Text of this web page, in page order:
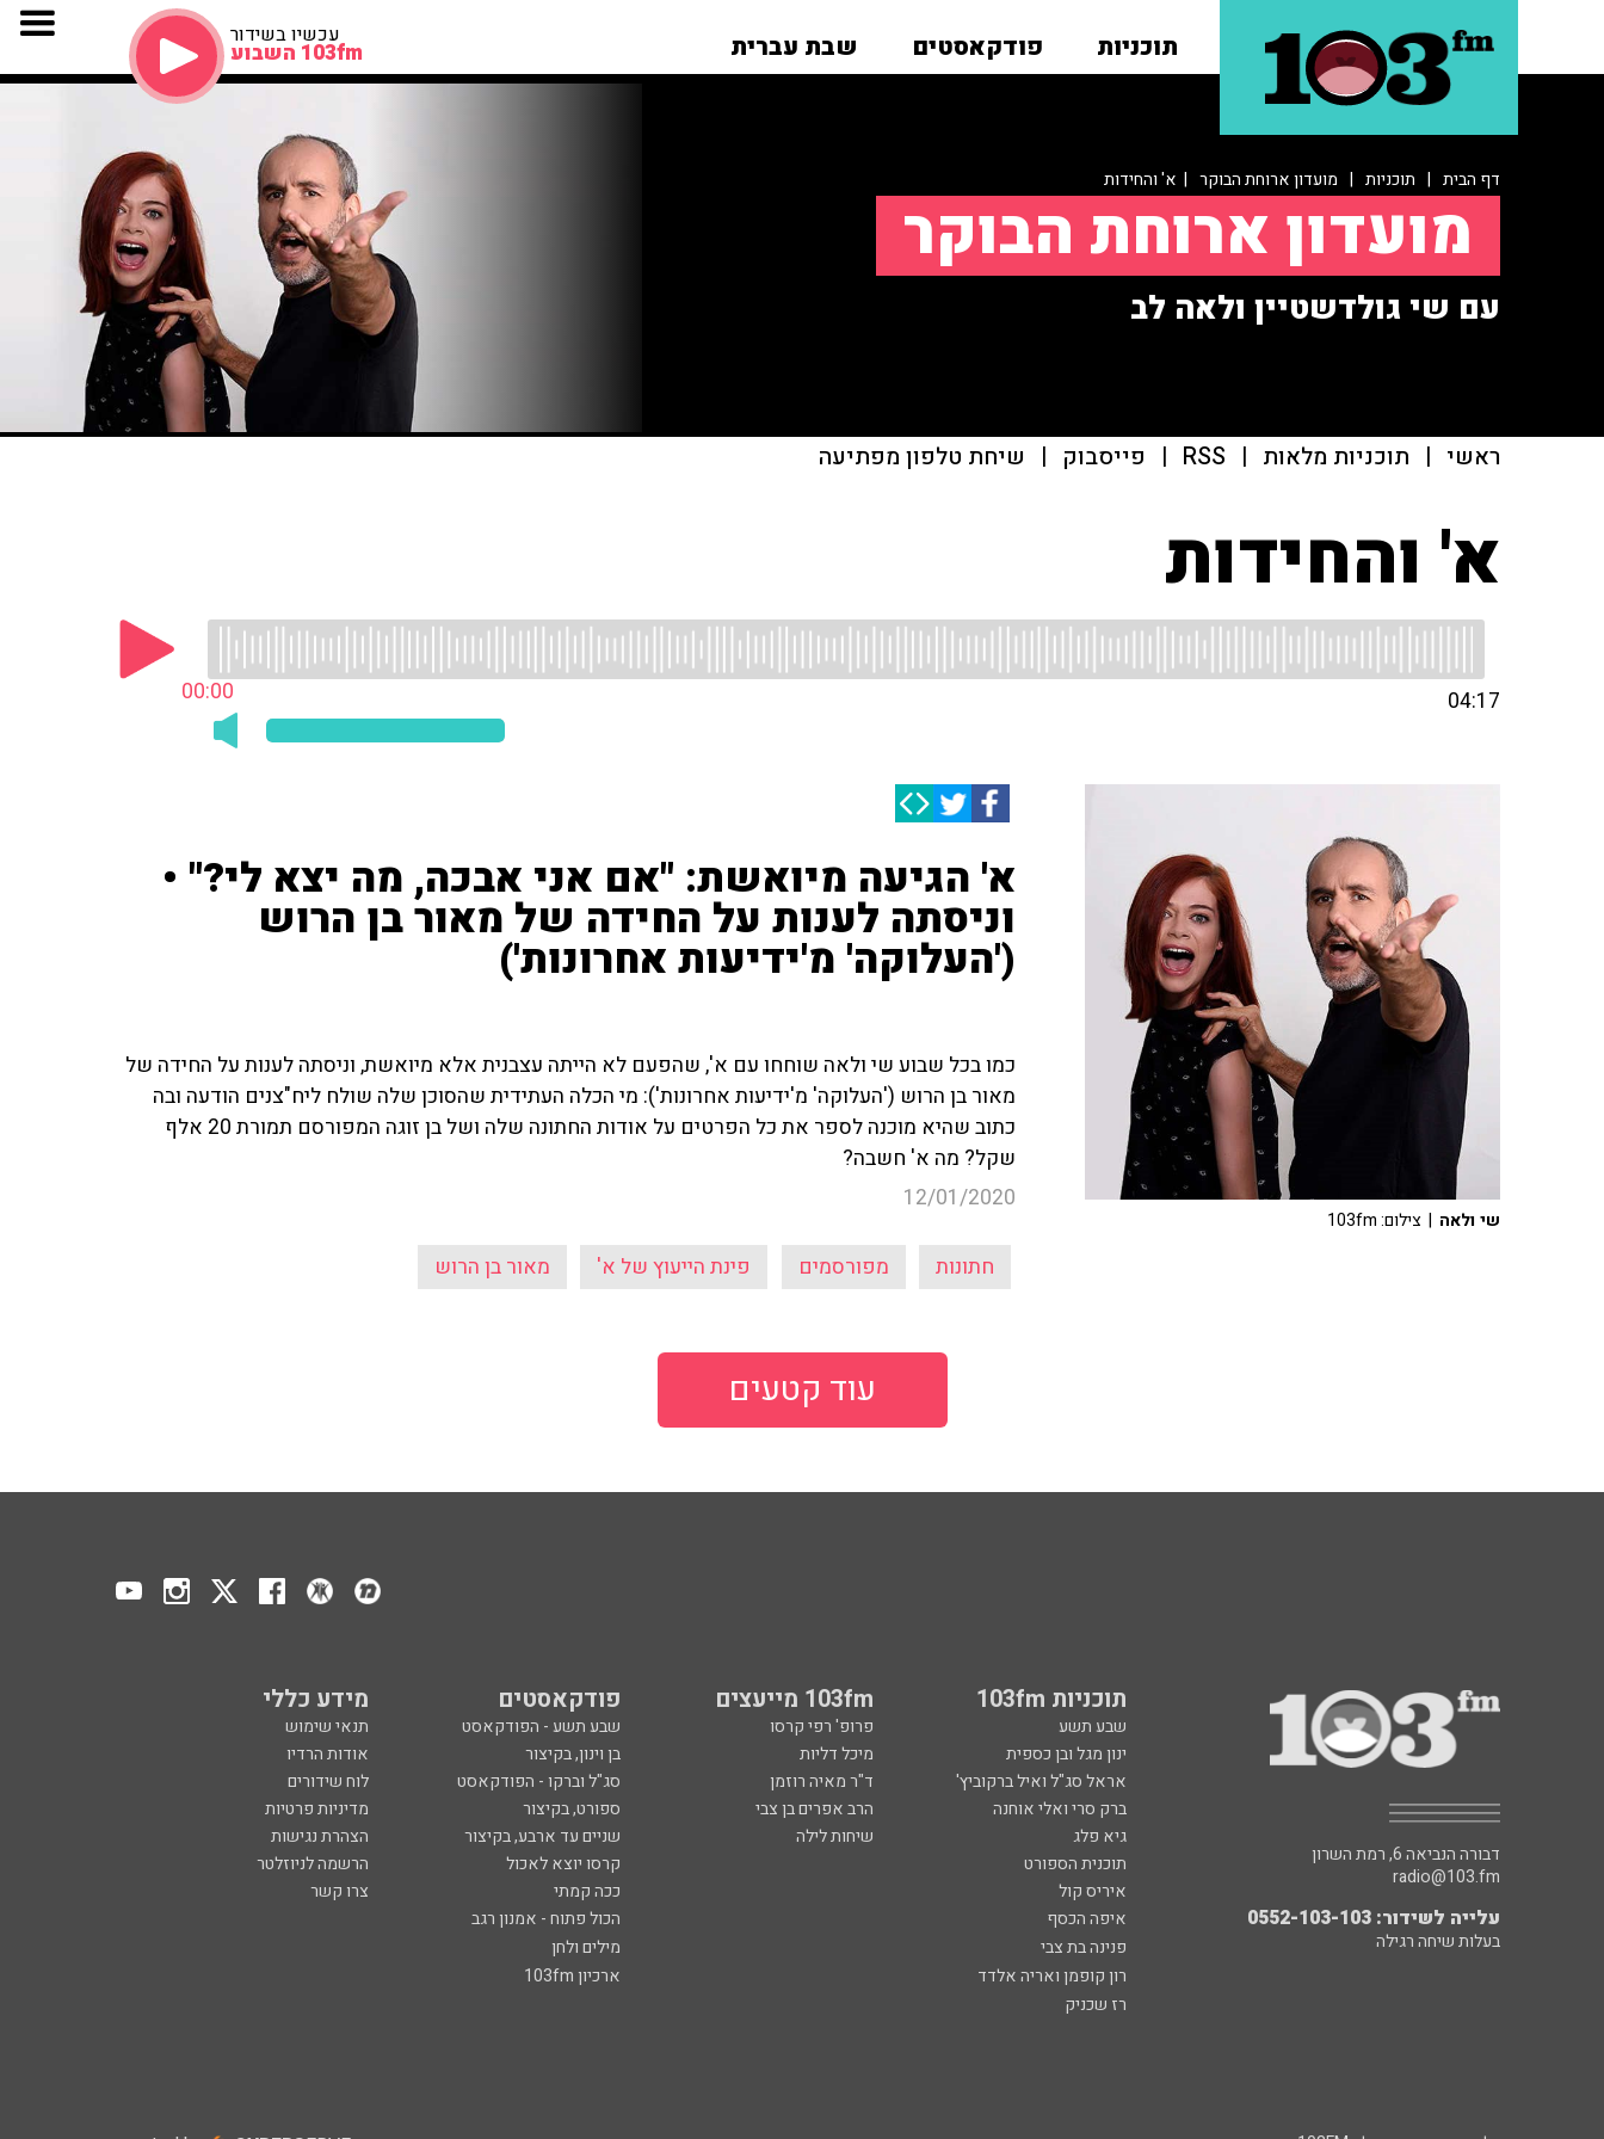
תוכניות פודקאסטים שבת עברית עכשיו בשידור
103fm השבוע
דף הבית | תוכניות | מועדון ארוחת הבוקר | א' והחידות
מועדון ארוחת הבוקר
עם שי גולדשטיין ולאה לב
ראשי | תוכניות מלאות |
RSS
| פייסבוק | שיחת טלפון מפתיעה
א' והחידות
00:00 04:17
א' הגיעה מיואשת: "אם אני אבכה, מה יצא לי?" •
וניסתה לענות על החידה של מאור בן הרוש
('העלוקה' מ'ידיעות אחרונות')
כמו בכל שבוע שי ולאה שוחחו עם א', שהפעם לא הייתה עצבנית אלא מיואשת, וניסתה לענות על החידה של
מאור בן הרוש ('העלוקה' מ'ידיעות אחרונות'): מי הכלה העתידית שהסוכן שלה שולח ליח"צנים הודעה ובה
כתוב שהיא מוכנה לספר את כל הפרטים על אודות החתונה שלה ושל בן זוגה המפורסם תמורת 20 אלף
שקל? מה א' חשבה?
12/01/2020
חתונות מפורסמים פינת הייעוץ של א' מאור בן הרוש
שי ולאה | צילום: 103fm
עוד קטעים
תוכניות 103fm 103fm מייעצים פודקאסטים מידע כללי
שבע תשע פרופ' רפי קרסו שבע תשע - הפודקאסט
תנאי שימוש
ינון מגל ובן כספית
מיכל דליות בן וינון, בקיצור
אודות הרדיו
אראל סג"ל ואיל ברקוביץ'
ד"ר מאיה רוזמן סג"ל וברקו - הפודקאסט
לוח שידורים
ברק סרי ואלי אוחנה
הרב אפרים בן צבי ספורט, בקיצור
מדיניות פרטיות
גיא פלג
שיחות לילה שניים עד ארבע, בקיצור
הצהרת נגישות
תוכנית הספורט
קרסו יוצא לאכול
הרשמה לניוזלטר
איריס קול
ככה קמתי
צרו קשר
איפה הכסף
הכול פתוח - אמנון רגב
פנינה בת צבי
מילים ולחן
רון קופמן ואריה אלדד
ארכיון 103fm
רז שכניק
דבורה הנביאה 6, רמת השרון
radio@103.fm
עלייה לשידור: 0552-103-103
בעלות שיחה רגילה